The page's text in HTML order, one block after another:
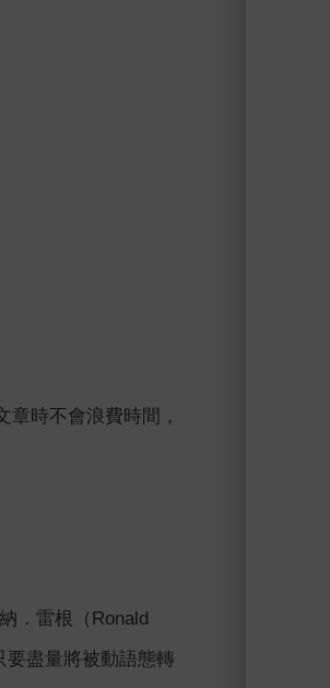
時不會浪費時間，
．雷根（Ronald
要盡量將被動語態轉